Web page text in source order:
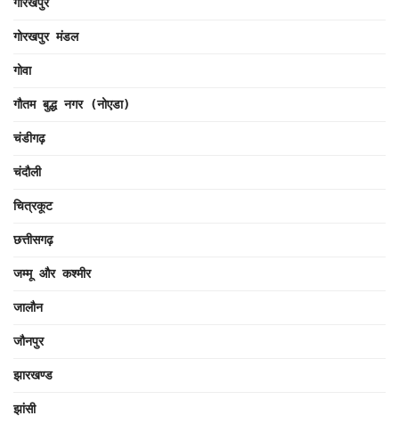
गोरखपुर
गोरखपुर मंडल
गोवा
गौतम बुद्ध नगर (नोएडा)
चंडीगढ़
चंदौली
चित्रकूट
छत्तीसगढ़
जम्मू और कश्मीर
जालौन
जौनपुर
झारखण्ड
झांसी